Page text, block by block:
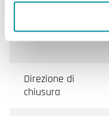
Direzione di
chiusura